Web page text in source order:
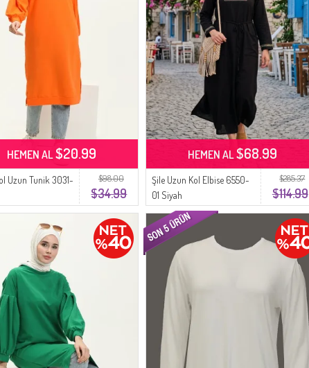
$98.00
$34.99
Uzun Tunik 3031-
HEMEN AL$20.99
$285.37
$114.99
Şile Uzun Kol Elbise 6550-
01 Siyah
HEMEN AL$68.99